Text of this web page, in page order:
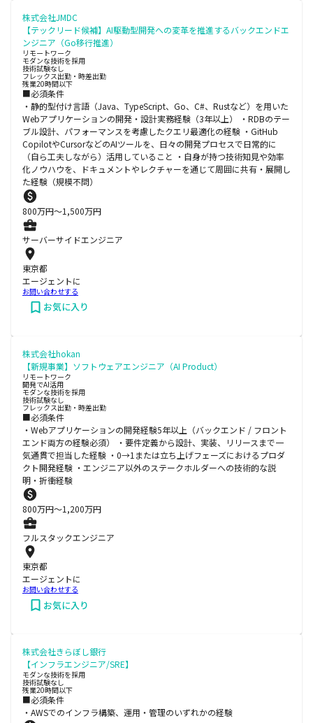
株式会社JMDC
【テックリード候補】AI駆動型開発への変革を推進するバックエンドエ
ンジニア（Go移行推進）
リモートワーク
モダンな技術を採用
技術試験なし
フレックス出勤・時差出勤
残業20時間以下
■必須条件
・静的型付け言語（Java、TypeScript、Go、C#、Rustなど）を用いた
Webアプリケーションの開発・設計実務経験（3年以上） ・RDBのテー
ブル設計、パフォーマンスを考慮したクエリ最適化の経験 ・GitHub
CopilotやCursorなどのAIツールを、日々の開発プロセスで日常的に
（自ら工夫しながら）活用していること ・自身が持つ技術知見や効率
化ノウハウを、ドキュメントやレクチャーを通じて周囲に共有・展開し
た経験（規模不問）
800万円〜1,500万円
サーバーサイドエンジニア
東京都
エージェントに
お問い合わせする
お気に入り
株式会社hokan
【新規事業】ソフトウェアエンジニア（AI Product）
リモートワーク
開発でAI活用
モダンな技術を採用
技術試験なし
フレックス出勤・時差出勤
■必須条件
・Webアプリケーションの開発経験5年以上（バックエンド / フロント
エンド両方の経験必須） ・要件定義から設計、実装、リリースまで一
気通貫で担当した経験 ・0→1または立ち上げフェーズにおけるプロダ
クト開発経験 ・エンジニア以外のステークホルダーへの技術的な説
明・折衝経験
800万円〜1,200万円
フルスタックエンジニア
東京都
エージェントに
お問い合わせする
お気に入り
株式会社きらぼし銀行
【インフラエンジニア/SRE】
モダンな技術を採用
技術試験なし
残業20時間以下
■必須条件
・AWSでのインフラ構築、運用・管理のいずれかの経験